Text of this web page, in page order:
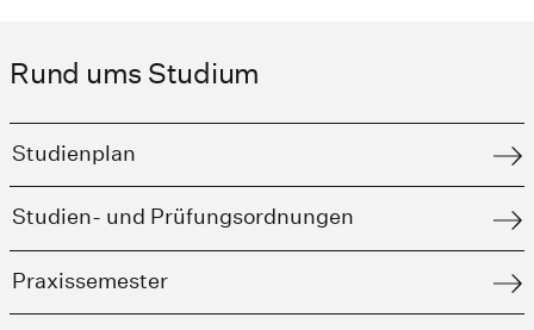
Rund ums Studium
Studienplan
Studien- und Prüfungsordnungen
Praxissemester